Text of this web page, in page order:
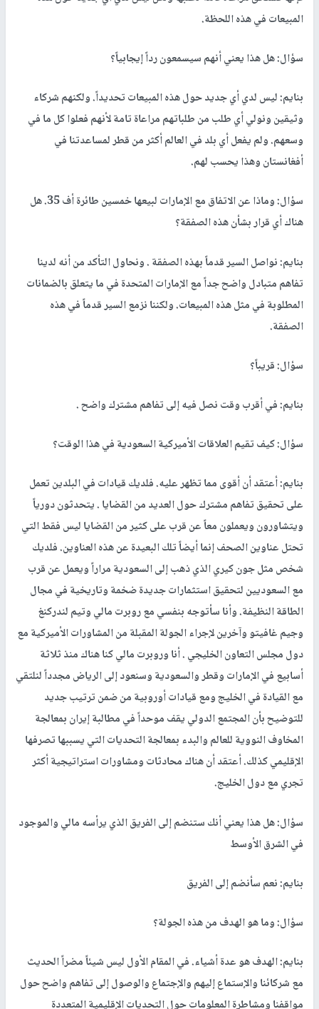
المبيعات في هذه اللحظة.
سؤال: هل هذا يعني أنهم سيسمعون رداً إيجابياً؟
بنايم: ليس لدي أي جديد حول هذه المبيعات تحديداً. ولكنهم شركاء
وثيقين ونولي أي طلب من طلباتهم مراعاة تامة لأنهم فعلوا كل ما في
وسعهم. ولم يفعل أي بلد في العالم أكثر من قطر لمساعدتنا في
أفغانستان وهذا يحسب لهم.
سؤال: وماذا عن الاتفاق مع الإمارات لبيعها خمسين طائرة أف 35. هل
هناك أي قرار بشأن هذه الصفقة؟
بنايم: نواصل السير قدماً بهذه الصفقة . ونحاول التأكد من أنه لدينا
تفاهم متبادل واضح جداً مع الإمارات المتحدة في ما يتعلق بالضمانات
المطلوبة في مثل هذه المبيعات. ولكننا نزمع السير قدماً في هذه
الصفقة.
سؤال: قريباً؟
بنايم: في أقرب وقت نصل فيه إلى تفاهم مشترك واضح .
سؤال: كيف تقيم العلاقات الأميركية السعودية في هذا الوقت؟
بنايم: أعتقد أن أقوى مما تظهر عليه. فلديك قيادات في البلدين تعمل
على تحقيق تفاهم مشترك حول العديد من القضايا . يتحدثون دورياً
ويتشاورون ويعملون معاً عن قرب على كثير من القضايا ليس فقط التي
تحتل عناوين الصحف إنما أيضاً تلك البعيدة عن هذه العناوين. فلديك
شخص مثل جون كيري الذي ذهب إلى السعودية مراراً ويعمل عن قرب
مع السعوديين لتحقيق استثمارات جديدة ضخمة وتاريخية في مجال
الطاقة النظيفة. وأنا سأتوجه بنفسي مع روبرت مالي وتيم لندركنغ
وجيم غافيتو وآخرين لإجراء الجولة المقبلة من المشاورات الأميركية مع
دول مجلس التعاون الخليجي . أنا وروبرت مالي كنا هناك منذ ثلاثة
أسابيع في الإمارات وقطر والسعودية وسنعود إلى الرياض مجدداً لنلتقي
مع القيادة في الخليج ومع قيادات أوروبية من ضمن ترتيب جديد
للتوضيح بأن المجتمع الدولي يقف موحداً في مطالبة إيران بمعالجة
المخاوف النووية للعالم والبدء بمعالجة التحديات التي يسببها تصرفها
الإقليمي كذلك. أعتقد أن هناك محادثات ومشاورات استراتيجية أكثر
تجري مع دول الخليج.
سؤال: هل هذا يعني أنك ستنضم إلى الفريق الذي يرأسه مالي والموجود
في الشرق الأوسط
بنايم: نعم سأنضم إلى الفريق
سؤال: وما هو الهدف من هذه الجولة؟
بنايم: الهدف هو عدة أشياء. في المقام الأول ليس شيئاً مضراً الحديث
مع شركائنا والإستماع إليهم والإجتماع والوصول إلى تفاهم واضح حول